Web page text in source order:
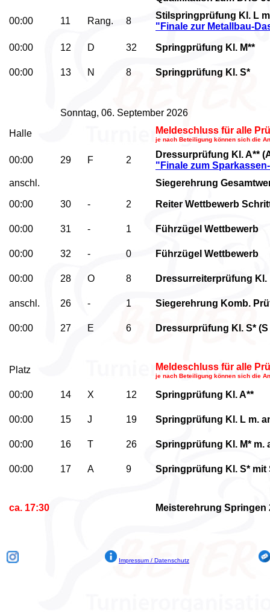
00:00 11 Rang. 8
Stilspringprüfung Kl. L
"Finale zur Metallbau-
00:00 12 D 32 Springprüfung Kl. M**
00:00 13 N 8 Springprüfung Kl. S*
Sonntag, 06. September 2026
Halle
Meldeschluss für alle
je nach Beteiligung können sich die
00:00 29 F 2
Dressurprüfung Kl. A**
"Finale zum
anschl.
Siegerehrung
00:00 30 - 2 Reiter Wettbewerb
00:00 31 - 1 Führzügel Wettbewerb
00:00 32 - 0 Führzügel Wettbewerb
00:00 28 O 8 Dressurreiterprüfung Kl.
anschl. 26 - 1 Siegerehrung Komb.
00:00 27 E 6 Dressurprüfung Kl. S* (S
Platz Meldeschluss für alle
je nach Beteiligung können sich die
00:00 14 X 12 Springprüfung Kl. A**
00:00 15 J 19 Springprüfung Kl. L m.
00:00 16 T 26 Springprüfung Kl. M* m.
00:00 17 A 9 Springprüfung Kl. S* mit
ca. 17:30 Meisterehrung Springen
Impressum / Datenschutz